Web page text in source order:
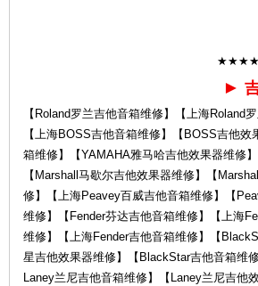
►
【Roland罗兰吉他音箱维修】【上海
【上海BOSS吉他音箱维修】【BOSS吉他
箱维修】【YAMAHA雅马哈吉他效果器维修
【Marshall马歇尔吉他效果器维修】【
修】【上海Peavey百威吉他音箱维修】【
维修】【Fender芬达吉他音箱维修】【上海
维修】【上海Fender吉他音箱维修】【
星吉他效果器维修】【BlackStar吉他音箱维
Laney兰尼吉他音箱维修】【Laney兰尼吉他